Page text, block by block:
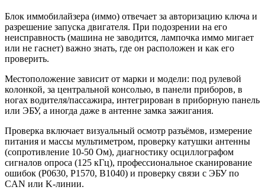
Блок иммобилайзера (иммо) отвечает за авторизацию ключа и
разрешение запуска двигателя. При подозрении на его
неисправность (машина не заводится, лампочка иммо мигает
или не гаснет) важно знать, где он расположен и как его
проверить.
Местоположение зависит от марки и модели: под рулевой
колонкой, за центральной консолью, в панели приборов, в
ногах водителя/пассажира, интегрирован в приборную панель
или ЭБУ, а иногда даже в антенне замка зажигания.
Проверка включает визуальный осмотр разъёмов, измерение
питания и массы мультиметром, проверку катушки антенны
(сопротивление 10-50 Ом), диагностику осциллографом
сигналов опроса (125 кГц), профессиональное сканирование
ошибок (P0630, P1570, B1040) и проверку связи с ЭБУ по
CAN или K-линии.